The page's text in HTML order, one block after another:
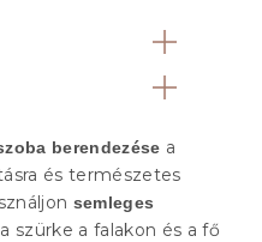
berendezése a
és természetes
semleges
szürke a falakon és a fő